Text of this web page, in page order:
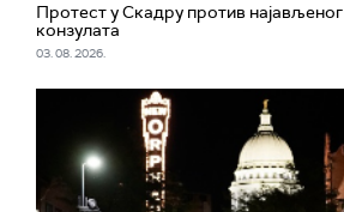
Протест у Скадру против
конзулата
03. 08. 2026.